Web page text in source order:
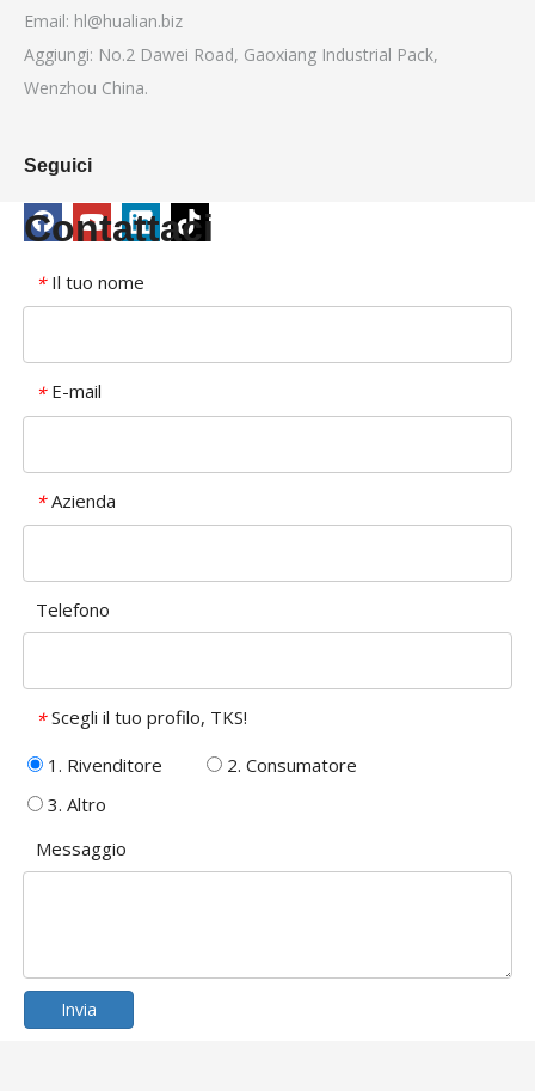
Email: hl@hualian.biz
Aggiungi: No.2 Dawei Road, Gaoxiang Industrial Pack,
Wenzhou China.
Seguici
Contattaci
* Il tuo nome
* E-mail
* Azienda
Telefono
* Scegli il tuo profilo, TKS!
1. Rivenditore
2. Consumatore
3. Altro
Messaggio
Invia